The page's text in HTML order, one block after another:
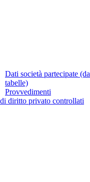
Dati società partecipate
tabelle)
Provvedimenti
diritto privato controllati